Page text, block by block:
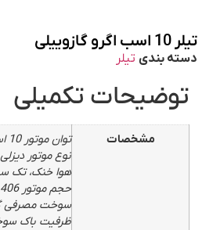
تیلر 10 اسب اگرو گازوییلی
دسته بندی تیلر
توضیحات تکمیلی
مشخصات
توان موتور 10 اسب بخار
نوع موتور
هوا خنک، تک
حجم موتور 406 سی‌سی
سوخت مصرفی
ظرفیت باک سوخت